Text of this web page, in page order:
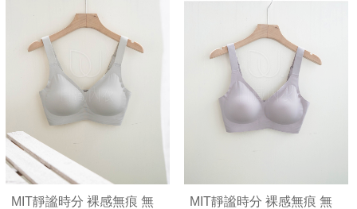
MIT靜謐時分 裸感無痕 無
MIT靜謐時分 裸感無痕 無